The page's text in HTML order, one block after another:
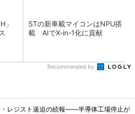
」
STの新車載マイコンはNPU搭
載 AIでX-in-1化に貢献
Recommended by
・レジスト逼迫の続報――半導体工場停止が